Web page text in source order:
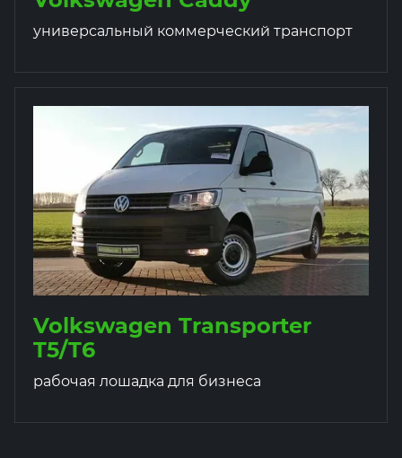
универсальный коммерческий транспорт
Volkswagen Transporter
T5/T6
рабочая лошадка для бизнеса